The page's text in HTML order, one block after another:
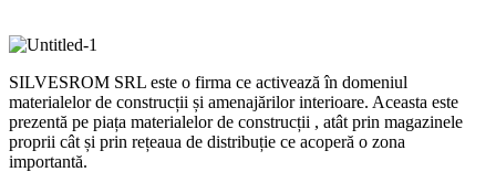
SILVESROM SRL este o firma ce activează în domeniul
materialelor de construcții și amenajărilor interioare. Aceasta este
prezentă pe piața materialelor de construcții , atât prin magazinele
proprii cât și prin rețeaua de distribuție ce acoperă o zona
importantă.